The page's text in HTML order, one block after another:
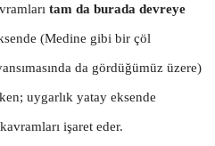
tam da burada devreye
(Medine gibi bir çöl
da gördüğümüz üzere)
uygarlık yatay eksende
işaret eder.